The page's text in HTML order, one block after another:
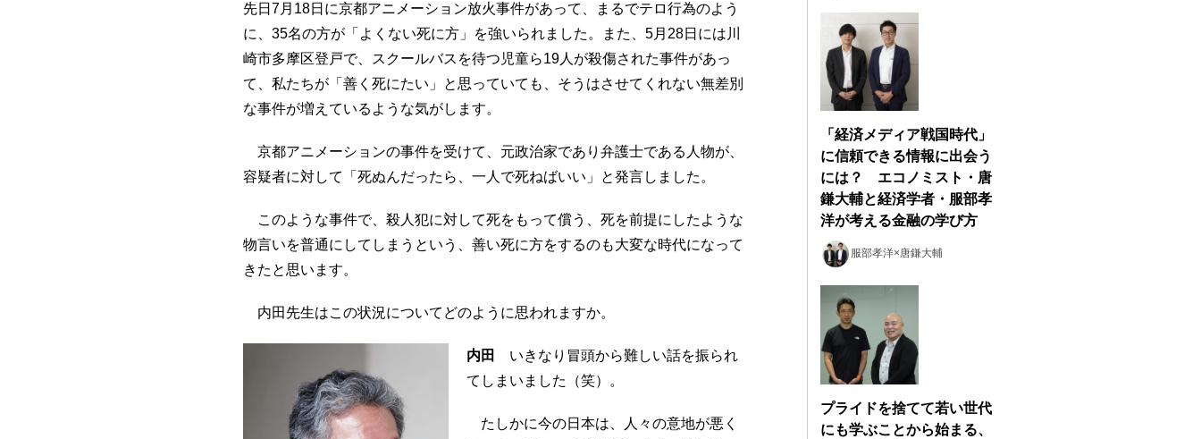
先日7月18日に京都アニメーション放火事件があって、まるでテロ行為のよう
に、35名の方が「よくない死に方」を強いられました。また、5月28日には川
崎市多摩区登戸で、スクールバスを待つ児童ら19人が殺傷された事件があっ
て、私たちが「善く死にたい」と思っていても、そうはさせてくれない無差別
な事件が増えているような気がします。
京都アニメーションの事件を受けて、元政治家であり弁護士である人物が、
容疑者に対して「死ぬんだったら、一人で死ねばいい」と発言しました。
このような事件で、殺人犯に対して死をもって償う、死を前提にしたような
物言いを普通にしてしまうという、善い死に方をするのも大変な時代になって
きたと思います。
内田先生はこの状況についてどのように思われますか。
内田
いきなり冒頭から難しい話を振られ
てしまいました（笑）。
たしかに今の日本は、人々の意地が悪く
「経済メディア戦国時代」
に信頼できる情報に出会う
には？ エコノミスト・唐
鎌大輔と経済学者・服部孝
洋が考える金融の学び方
服部孝洋×唐鎌大輔
プライドを捨てて若い世代
にも学ぶことから始まる、